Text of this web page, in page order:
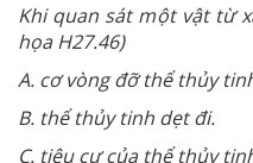
Khi quan sát một vật từ
họa H27.46)
A. cơ vòng đỡ thể thủy
B. thể thủy tinh dẹt đi.
C. tiêu cự của thể thủy